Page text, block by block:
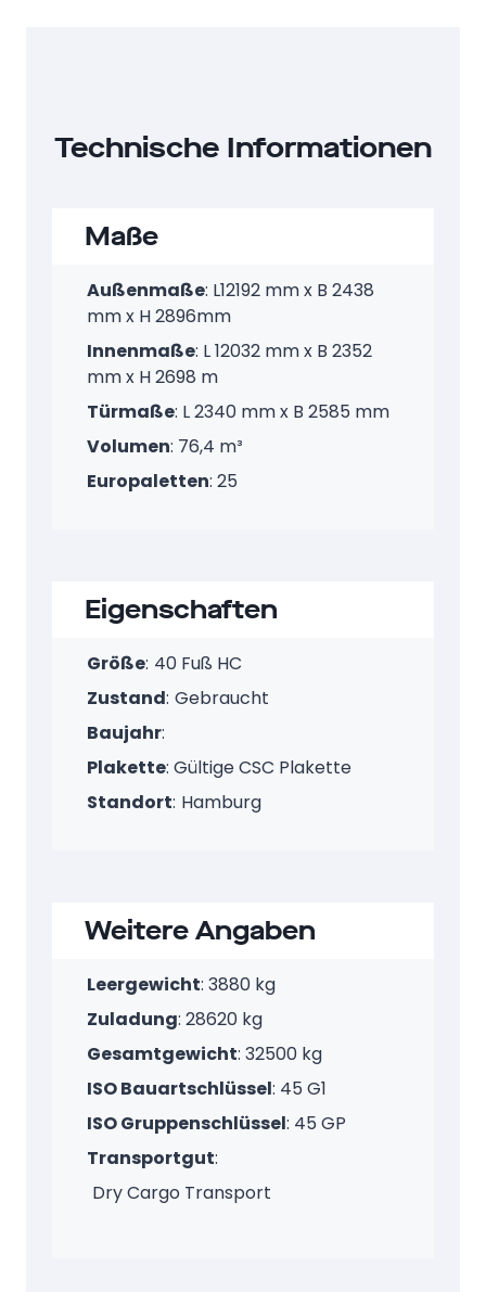
Technische Informationen
Maße
Außenmaße: L12192 mm x B 2438
mm x H 2896mm
Innenmaße: L 12032 mm x B 2352
mm x H 2698 m
Türmaße: L 2340 mm x B 2585 mm
Volumen: 76,4 m³
Europaletten: 25
Eigenschaften
Größe: 40 Fuß HC
Zustand: Gebraucht
Baujahr:
Plakette: Gültige CSC Plakette
Standort: Hamburg
Weitere Angaben
Leergewicht: 3880 kg
Zuladung: 28620 kg
Gesamtgewicht: 32500 kg
ISO Bauartschlüssel: 45 G1
ISO Gruppenschlüssel: 45 GP
Transportgut:
Dry Cargo Transport